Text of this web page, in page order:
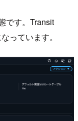
です。Transit
っています。